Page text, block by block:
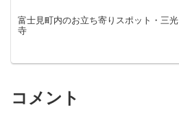
富士見町内のお立ち寄りスポット・三光
寺
コメント